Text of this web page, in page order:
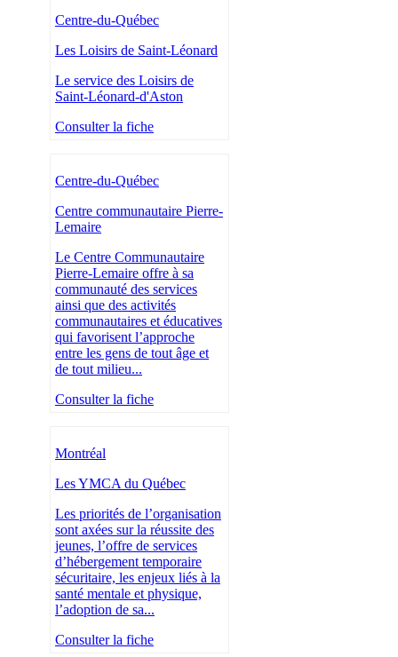
Centre-du-Québec
Les Loisirs de Saint-Léonard
Le service des Loisirs de
Saint-Léonard-d'Aston
Consulter la fiche
Centre-du-Québec
Centre communautaire Pierre-
Lemaire
Le Centre Communautaire
Pierre-Lemaire offre à sa
communauté des services
ainsi que des activités
communautaires et éducatives
qui favorisent l’approche
entre les gens de tout âge et
de tout milieu...
Consulter la fiche
Montréal
Les YMCA du Québec
Les priorités de l’organisation
sont axées sur la réussite des
jeunes, l’offre de services
d’hébergement temporaire
sécuritaire, les enjeux liés à la
santé mentale et physique,
l’adoption de sa...
Consulter la fiche